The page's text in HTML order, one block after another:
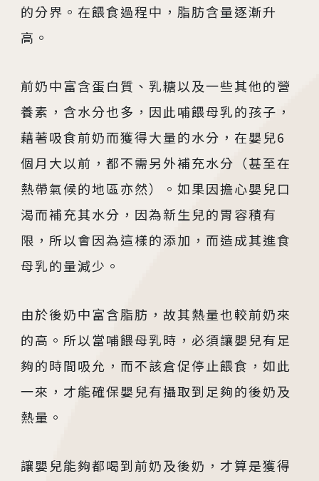
的分界。在餵食過程中，脂肪含量逐漸升
高。
前奶中富含蛋白質、乳糖以及一些其他的營
養素，含水分也多，因此哺餵母乳的孩子，
藉著吸食前奶而獲得大量的水分，在嬰兒6
個月大以前，都不需另外補充水分（甚至在
熱帶氣候的地區亦然）。如果因擔心嬰兒口
渴而補充其水分，因為新生兒的胃容積有
限，所以會因為這樣的添加，而造成其進食
母乳的量減少。
由於後奶中富含脂肪，故其熱量也較前奶來
的高。所以當哺餵母乳時，必須讓嬰兒有足
夠的時間吸允，而不該倉促停止餵食，如此
一來，才能確保嬰兒有攝取到足夠的後奶及
熱量。
讓嬰兒能夠都喝到前奶及後奶，才算是獲得